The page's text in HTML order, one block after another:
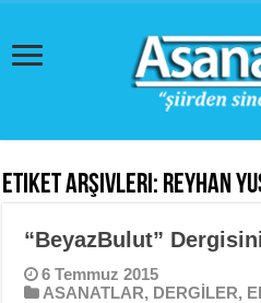
Etiket Arşivleri: Reyhan
“BeyazBulut”
6 Temmuz 2015
ASANATLAR, DERGİLER,